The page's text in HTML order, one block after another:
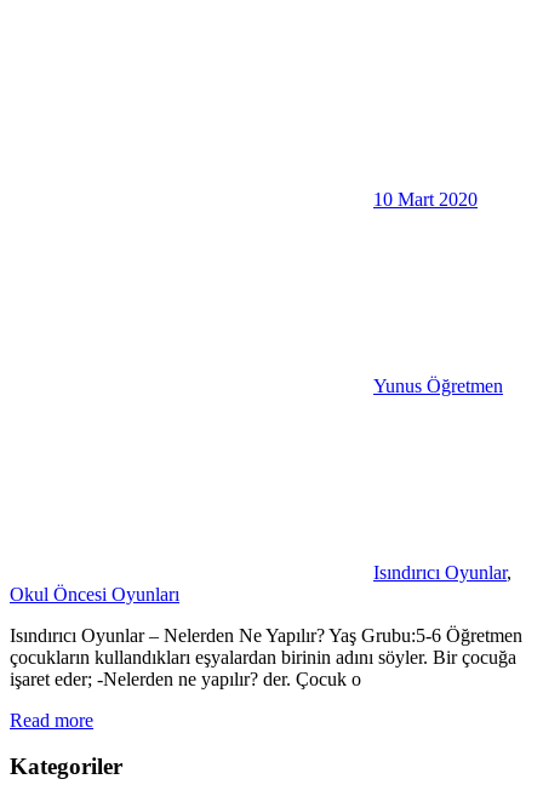
10 Mart 2020
Yunus Öğretmen
Isındırıcı Oyunlar,
Okul Öncesi Oyunları
Isındırıcı Oyunlar – Nelerden Ne Yapılır? Yaş Grubu:5-6 Öğretmen
çocukların kullandıkları eşyalardan birinin adını söyler. Bir çocuğa
işaret eder; -Nelerden ne yapılır? der. Çocuk o
Read more
Kategoriler